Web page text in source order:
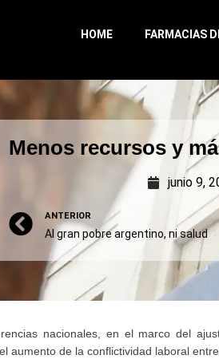
HOME FARMACIAS
Menos recursos y
junio 9,
ANTERIOR
Al gran pobre argentino, ni salud
nacionales, en el marco del
aumento de la conflictividad laboral